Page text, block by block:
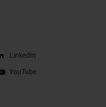
LinkedIn
YouTube